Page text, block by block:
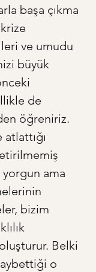
başa çıkma
ve umudu
büyük
de
öğreniriz.
ama
bizim
Belki
o